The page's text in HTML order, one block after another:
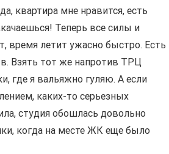
квартира мне нравится, есть
Теперь все силы и
время летит ужасно быстро. Есть
Взять тот же напротив ТРЦ
где я вальяжно гуляю. А если
каких-то серьезных
студия обошлась довольно
когда на месте ЖК еще было